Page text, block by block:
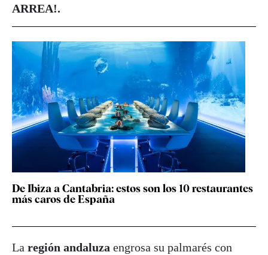
ARREA!.
De Ibiza a Cantabria: estos son los 10 restaurantes
más caros de España
La región andaluza engrosa su palmarés con